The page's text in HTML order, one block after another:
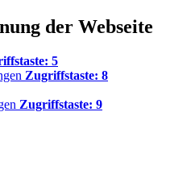
der Webseite
5
Zugriffstaste: 8
Zugriffstaste: 9